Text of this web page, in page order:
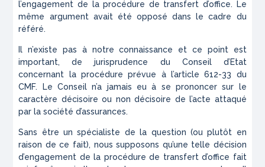
l’engagement de la procédure de transfert d’office. Le
même argument avait été opposé dans le cadre du
référé.
Il n’existe pas à notre connaissance et ce point est
important, de jurisprudence du Conseil d’Etat
concernant la procédure prévue à l’article 612-33 du
CMF. Le Conseil n’a jamais eu à se prononcer sur le
caractère décisoire ou non décisoire de l’acte attaqué
par la société d’assurances.
Sans être un spécialiste de la question (ou plutôt en
raison de ce fait), nous supposons qu’une telle décision
d’engagement de la procédure de transfert d’office fait